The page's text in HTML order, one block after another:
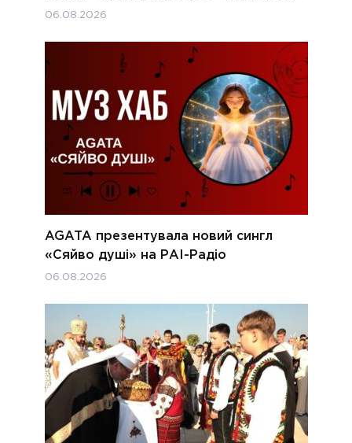
06.08.2026
AGATA презентувала новий сингл
«Сяйво душі» на РАІ-Радіо
06.08.2026